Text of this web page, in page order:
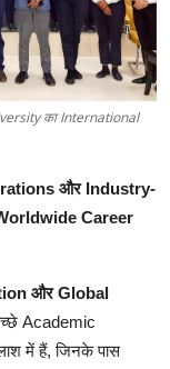
का International
औरIndustry-
Career
औरGlobal
Academic
में हैं,जिनके पास